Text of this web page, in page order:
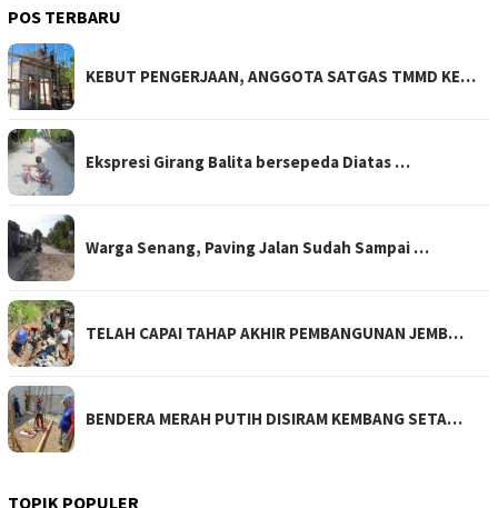
POS TERBARU
KEBUT PENGERJAAN, ANGGOTA SATGAS TMMD KE…
Ekspresi Girang Balita bersepeda Diatas …
Warga Senang, Paving Jalan Sudah Sampai …
TELAH CAPAI TAHAP AKHIR PEMBANGUNAN JEMB…
BENDERA MERAH PUTIH DISIRAM KEMBANG SETA…
TOPIK POPULER